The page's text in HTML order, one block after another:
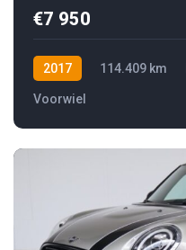
€7 950
2017 114.409 km
Voorwiel